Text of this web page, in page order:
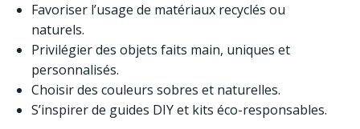
Favoriser l’usage de matériaux recyclés ou
naturels.
Privilégier des objets faits main, uniques et
personnalisés.
Choisir des couleurs sobres et naturelles.
S’inspirer de guides DIY et kits éco-responsables.